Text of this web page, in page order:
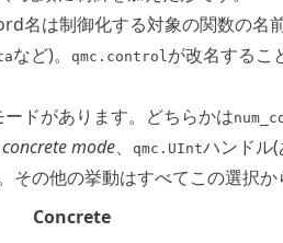
名は制御化する対象の関数の名
など)。 qmc.controlが改名するこ
ドがあります。どちらかは
concrete mode、 qmc.UIntハンドル
その他の挙動はすべてこの選択か
Concrete